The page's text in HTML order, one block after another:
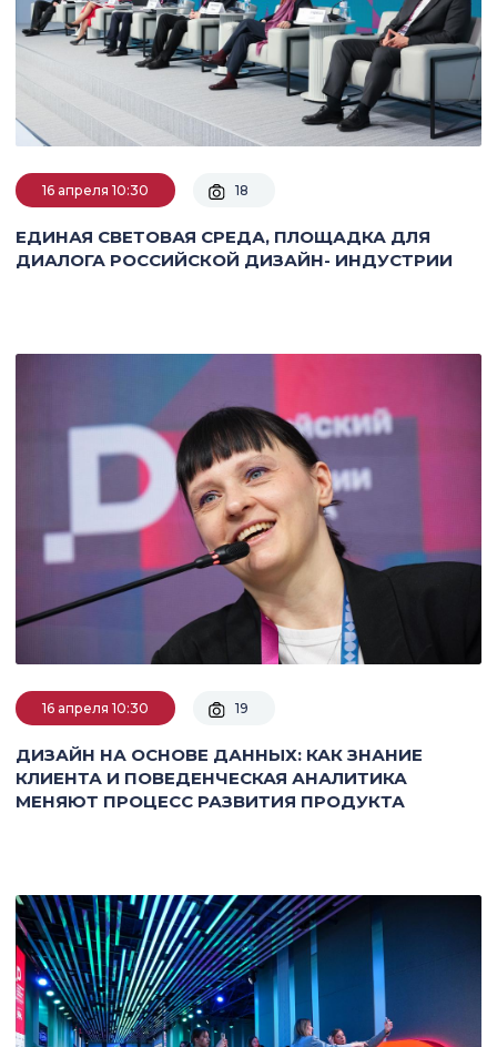
16 апреля 10:30 18
ЕДИНАЯ СВЕТОВАЯ СРЕДА, ПЛОЩАДКА ДЛЯ
ДИАЛОГА РОССИЙСКОЙ ДИЗАЙН- ИНДУСТРИИ
16 апреля 10:30 19
ДИЗАЙН НА ОСНОВЕ ДАННЫХ: КАК ЗНАНИЕ
КЛИЕНТА И ПОВЕДЕНЧЕСКАЯ АНАЛИТИКА
МЕНЯЮТ ПРОЦЕСС РАЗВИТИЯ ПРОДУКТА